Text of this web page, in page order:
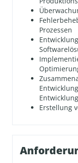
Prozessen
Erstellung